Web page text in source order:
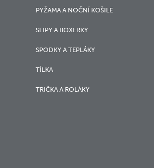
PYŽAMA A NOČNÍ KOŠILE
SLIPY A BOXERKY
SPODKY A TEPLÁKY
TÍLKA
TRIČKA A ROLÁKY